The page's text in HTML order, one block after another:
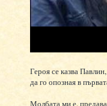
Героя се казва
да го опозная в
Молбата ми е,